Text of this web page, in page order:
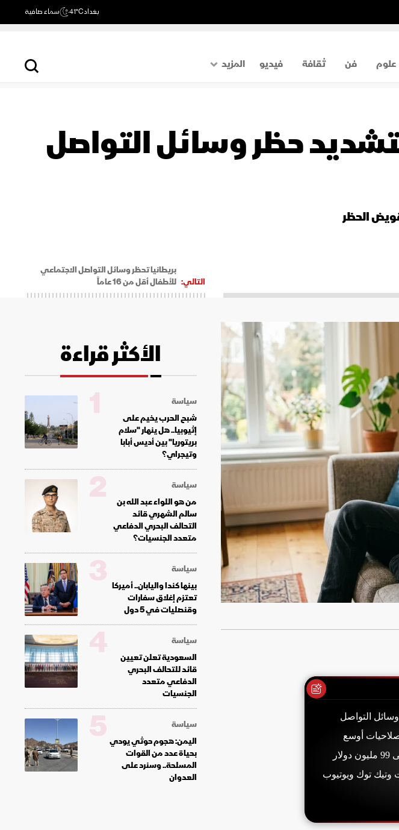
بغداد41°C سماء صافية
علوم فن ثقافة فيديو
المزيد
اقتصاد
حظر وسائل التواصل
الحظر
التالي:
بريطانيا تحظر وسائل التواصل الاجتماعي
للأطفال أقل من 16 عاماً
التواصل
صلاحيات أوسع
لملاحقة شركات التكنولوجيا. التعديلات تضاعف الغرامات إلى 99 مليون دولار
وتيك توك ويوتيوب
الأكثر قراءة
سياسة
شبح الحرب يخيم على
إثيوبيا.. هل ينهار "سلام
بريتوريا" بين أديس أبابا
وتيجراي؟
1
سياسة
من هو اللواء عبد الله بن
سالم الشهري قائد
التحالف البحري الدفاعي
متعدد الجنسيات؟
2
سياسة
بينها كندا واليابان.. أميركا
تعتزم إغلاق سفارات
وقنصليات في 5 دول
3
سياسة
السعودية تعلن تعيين
قائد للتحالف البحري
الدفاعي متعدد
الجنسيات
4
سياسة
اليمن: هجوم حوثي يودي
بحياة عدد من القوات
المسلحة.. وسنرد على
العدوان
5